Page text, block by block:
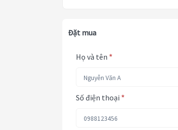
Đặt mua
Họ và tên *
Số điện thoại *